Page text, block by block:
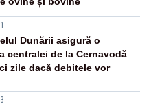
Dunării asigură o
centralei de la Cernavodă
zile dacă debitele vor